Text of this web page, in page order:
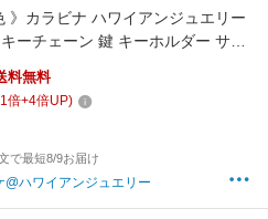
》カラビナ ハワイアンジュエリー
ーチェーン 鍵 キーホルダー サン
ー プレゼント 幸運 ギフト ラッピ
無料 lei-GKSS08
料無料
1倍+4倍UP)
で最短8/9お届け
@ハワイアンジュエリー